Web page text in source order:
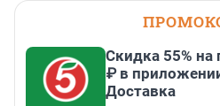
Скидка 55% на
₽ в
Доставка